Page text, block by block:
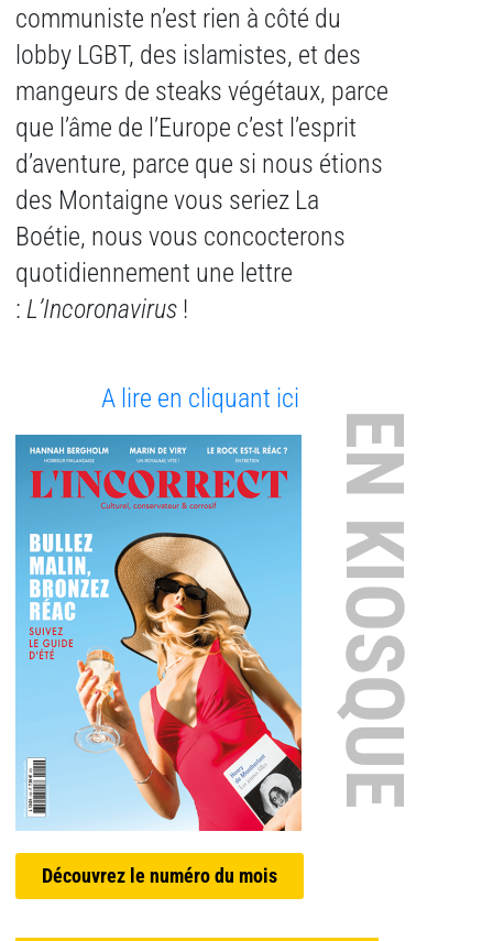
communiste n’est rien à côté du
lobby LGBT, des islamistes, et des
mangeurs de steaks végétaux, parce
que l’âme de l’Europe c’est l’esprit
d’aventure, parce que si nous étions
des Montaigne vous seriez La
Boétie, nous vous concocterons
quotidiennement une lettre
: L’Incoronavirus !
A lire en cliquant ici
EN KIOSQUE
Découvrez le numéro du mois